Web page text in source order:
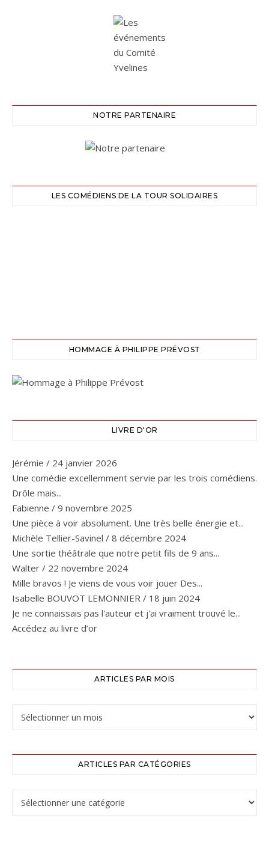
NOTRE PARTENAIRE
LES COMÉDIENS DE LA TOUR SOLIDAIRES
HOMMAGE À PHILIPPE PRÉVOST
LIVRE D'OR
Jérémie / 24 janvier 2026
Une comédie excellemment servie par les trois comédiens.
Drôle mais...
Fabienne / 9 novembre 2025
Une pièce à voir absolument. Une très belle énergie et...
Michèle Tellier-Savinel / 8 décembre 2024
Une sortie théâtrale que notre petit fils de 9 ans...
Walter / 22 novembre 2024
Mille bravos ! Je viens de vous voir jouer Des...
Isabelle BOUVOT LEMONNIER / 18 juin 2024
Je ne connaissais pas l'auteur et j'ai vraiment trouvé le...
Accédez au livre d’or
ARTICLES PAR MOIS
ARTICLES PAR CATÉGORIES